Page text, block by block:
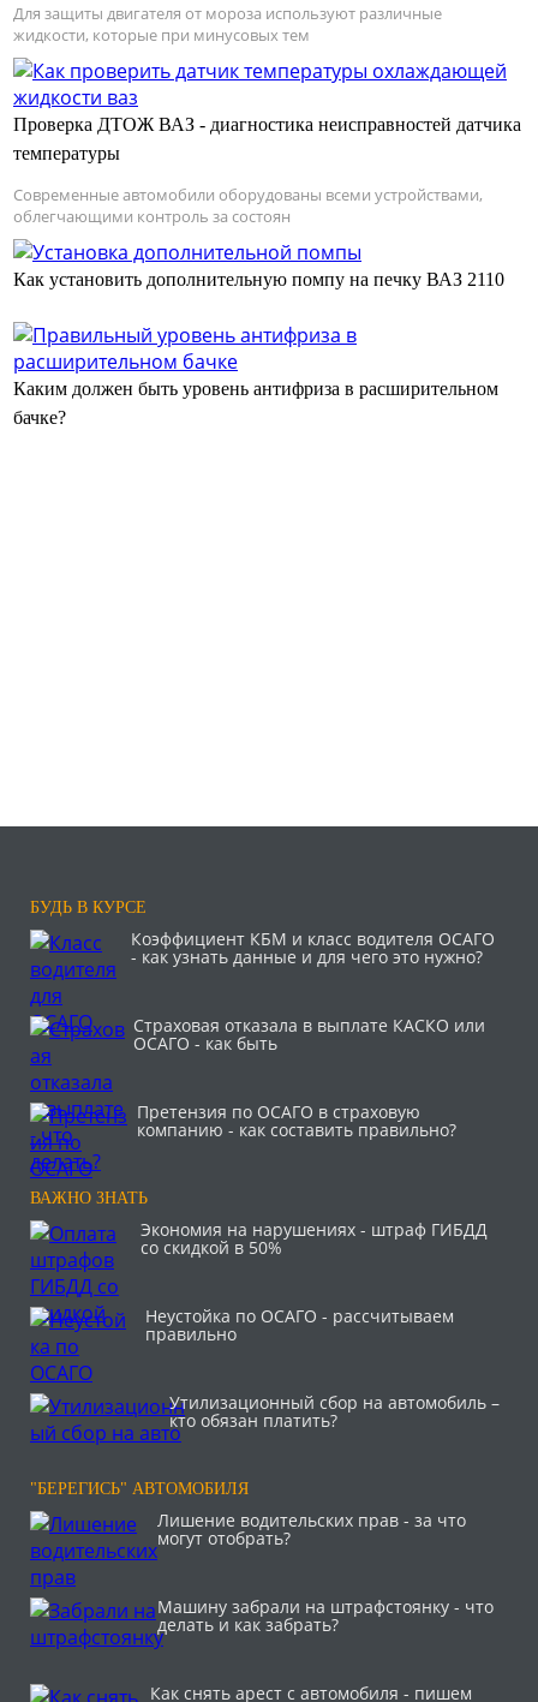
Для защиты двигателя от мороза используют различные
жидкости, которые при минусовых тем
Проверка ДТОЖ ВАЗ - диагностика неисправностей датчика
температуры
Современные автомобили оборудованы всеми устройствами,
облегчающими контроль за состоян
Как установить дополнительную помпу на печку ВАЗ 2110
Каким должен быть уровень антифриза в расширительном
бачке?
БУДЬ В КУРСЕ
Коэффициент КБМ и класс водителя ОСАГО
- как узнать данные и для чего это нужно?
Страховая отказала в выплате КАСКО или
ОСАГО - как быть
Претензия по ОСАГО в страховую
компанию - как составить правильно?
ВАЖНО ЗНАТЬ
Экономия на нарушениях - штраф ГИБДД
со скидкой в 50%
Неустойка по ОСАГО - рассчитываем
правильно
Утилизационный сбор на автомобиль –
кто обязан платить?
"БЕРЕГИСЬ" АВТОМОБИЛЯ
Лишение водительских прав - за что
могут отобрать?
Машину забрали на штрафстоянку - что
делать и как забрать?
Как снять арест с автомобиля - пишем